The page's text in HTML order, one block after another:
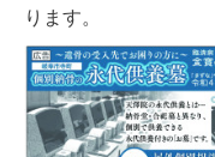
ります。